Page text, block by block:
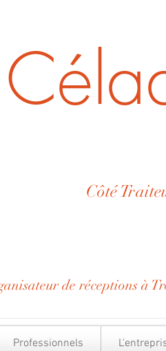
Côté
de réceptions à
Professionnels